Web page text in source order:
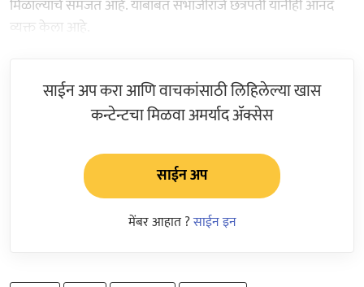
मिळाल्याचे समजत आहे. याबाबत संभाजीराजे छत्रपती यांनीही आनंद
व्यक्त केला आहे.
साईन अप करा आणि वाचकांसाठी लिहिलेल्या खास
कन्टेन्टचा मिळवा अमर्याद ॲक्सेस
साईन अप
मेंबर आहात ?साईन इन